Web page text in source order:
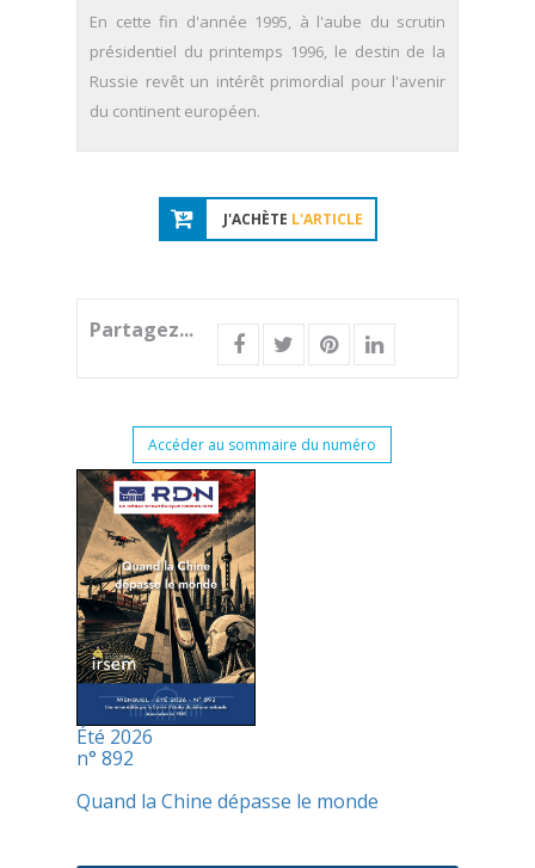
En cette fin d'année 1995, à l'aube du scrutin
présidentiel du printemps 1996, le destin de la
Russie revêt un intérêt primordial pour l'avenir
du continent européen.
J'ACHÈTE L'ARTICLE
Partagez...
Accéder au sommaire du numéro
Été 2026
n° 892
Quand la Chine dépasse le monde